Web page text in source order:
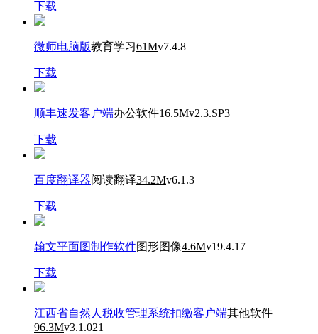
下载
微师电脑版教育学习61Mv7.4.8
下载
顺丰速发客户端办公软件16.5Mv2.3.SP3
下载
百度翻译器阅读翻译34.2Mv6.1.3
下载
翰文平面图制作软件图形图像4.6Mv19.4.17
下载
江西省自然人税收管理系统扣缴客户端其他软件
96.3Mv3.1.021